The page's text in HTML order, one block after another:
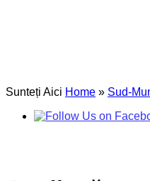
Sunteți Aici Home » Sud-